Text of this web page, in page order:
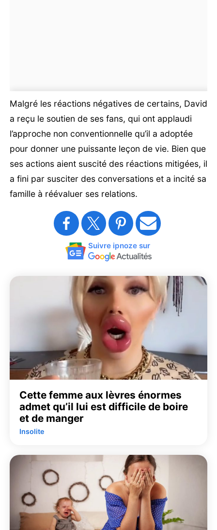
Malgré les réactions négatives de certains, David
a reçu le soutien de ses fans, qui ont applaudi
l’approche non conventionnelle qu’il a adoptée
pour donner une puissante leçon de vie. Bien que
ses actions aient suscité des réactions mitigées, il
a fini par susciter des conversations et a incité sa
famille à réévaluer ses relations.
Suivre ipnoze sur
Cette femme aux lèvres énormes
admet qu’il lui est difficile de boire
et de manger
Insolite